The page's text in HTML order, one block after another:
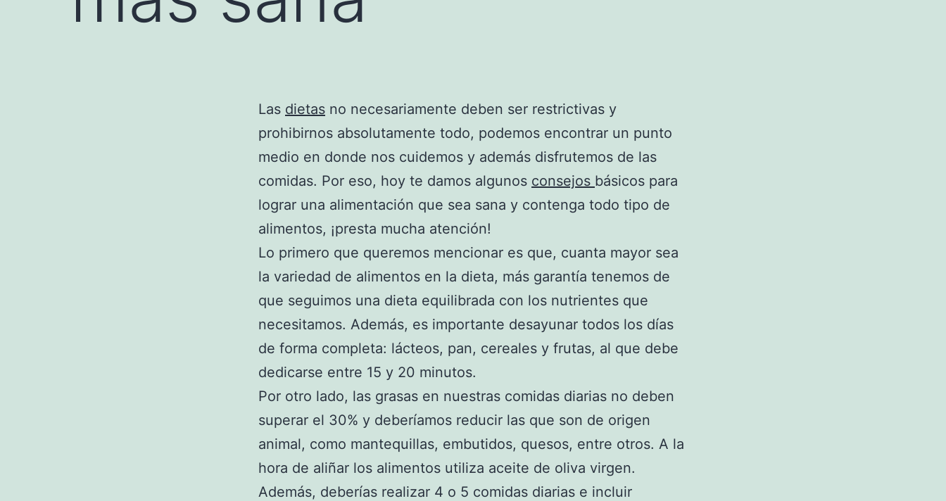
Las dietas no necesariamente deben ser restrictivas y
prohibirnos absolutamente todo, podemos encontrar un punto
medio en donde nos cuidemos y además disfrutemos de las
comidas. Por eso, hoy te damos algunos consejos básicos para
lograr una alimentación que sea sana y contenga todo tipo de
alimentos, ¡presta mucha atención!
Lo primero que queremos mencionar es que, cuanta mayor sea
la variedad de alimentos en la dieta, más garantía tenemos de
que seguimos una dieta equilibrada con los nutrientes que
necesitamos. Además, es importante desayunar todos los días
de forma completa: lácteos, pan, cereales y frutas, al que debe
dedicarse entre 15 y 20 minutos.
Por otro lado, las grasas en nuestras comidas diarias no deben
superar el 30% y deberíamos reducir las que son de origen
animal, como mantequillas, embutidos, quesos, entre otros. A la
hora de aliñar los alimentos utiliza aceite de oliva virgen.
Además, deberías realizar 4 o 5 comidas diarias e incluir